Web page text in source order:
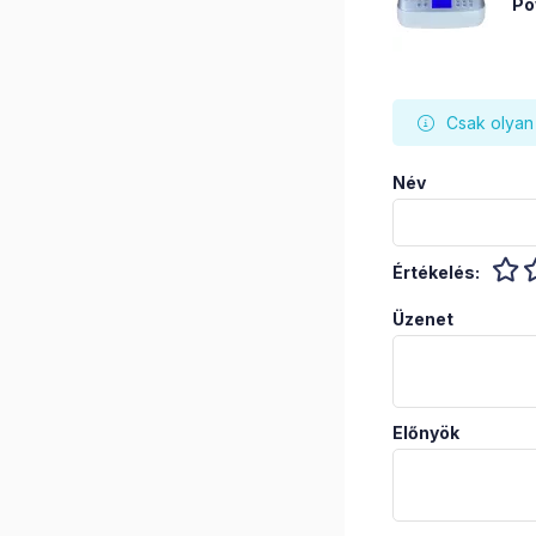
Csak
Név
Értékelés:
Üzenet
Előnyök